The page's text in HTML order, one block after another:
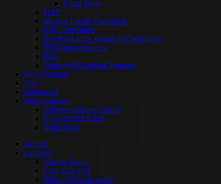
Victor Hugo
ITEP
Mission Locale Carpentras
MJC Carpentras
PIJ (Point Infos Jeunes de Carpentras)
PNR Mont-Ventoux
PRE
Université Populaire Ventoux
Infos Vaucluse
Jeux
Partenaires
Nous contacter
Artistes et Jeunes Talents
Contacter RTV FM
Notre Logo
Accueil
La Radio
Ateliers Radio
Chat RTV FM
Direct Video du studio